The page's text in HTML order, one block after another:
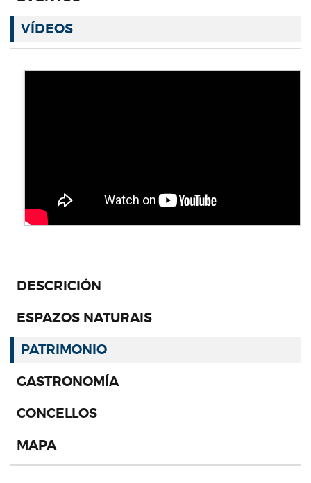
VÍDEOS
DESCRICIÓN
ESPAZOS NATURAIS
PATRIMONIO
GASTRONOMÍA
CONCELLOS
MAPA